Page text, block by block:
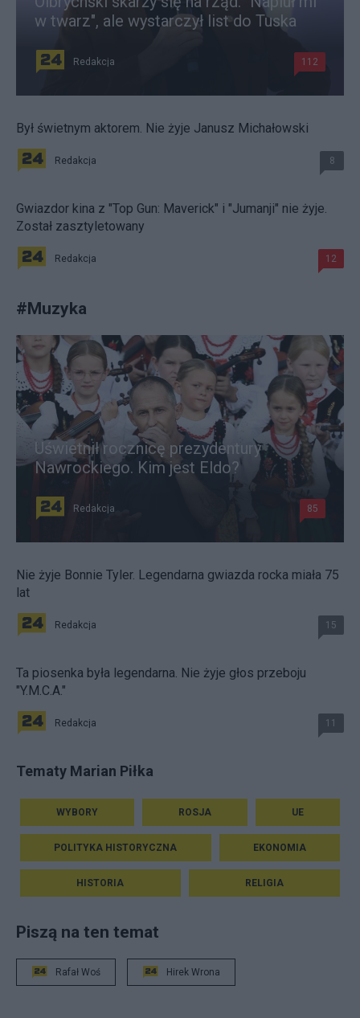
w twarz", ale wystarczył list do Tuska
Redakcja 112
Był świetnym aktorem. Nie żyje Janusz Michałowski
Redakcja 8
Gwiazdor kina z "Top Gun: Maverick" i "Jumanji" nie żyje.
Został zasztyletowany
Redakcja 12
#Muzyka
Uświetnił rocznicę prezydentury
Nawrockiego. Kim jest Eldo?
Redakcja 85
Nie żyje Bonnie Tyler. Legendarna gwiazda rocka miała 75
lat
Redakcja 15
Ta piosenka była legendarna. Nie żyje głos przeboju
"Y.M.C.A."
Redakcja 11
Tematy Marian Piłka
WYBORY ROSJA UE
POLITYKA HISTORYCZNA EKONOMIA
HISTORIA RELIGIA
Piszą na ten temat
Rafał Woś Hirek Wrona